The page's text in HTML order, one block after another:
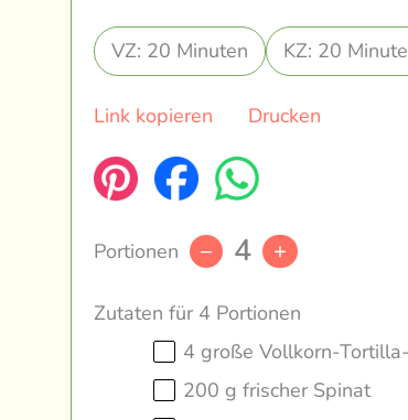
VZ: 20 Minuten KZ: 20
Link kopieren Drucken
Portionen – 4 +
Zutaten für 4 Portionen
4 große Vollkorn-
200 g frischer Spinat